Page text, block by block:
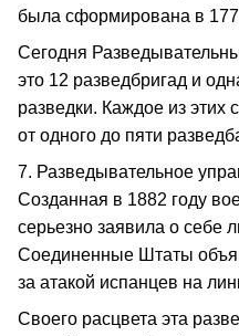
была сформирована в
Сегодня
это 12 разведбригад и
разведки. Каждое из этих
от одного до пяти
7. Разведывательное
Созданная в 1882 году
серьезно заявила о себе
Соединенные Штаты
за атакой испанцев на
Своего расцвета эта